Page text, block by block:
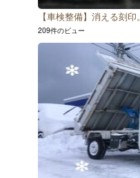
【車検整備】消える刻印。
209件のビュー